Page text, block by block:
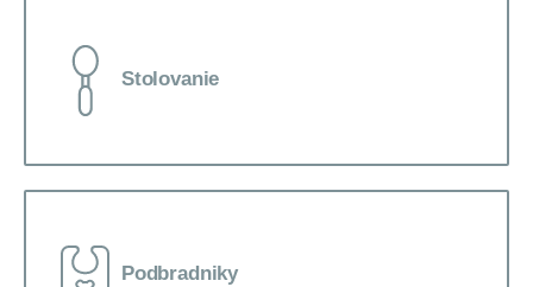
Stolovanie
Podbradniky